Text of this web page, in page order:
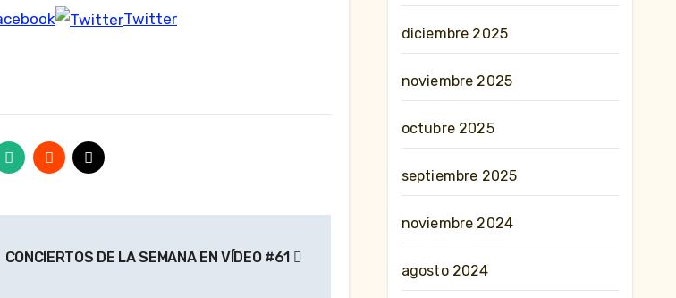
Twitter
CONCIERTOS DE LA SEMANA EN VÍDEO #61
diciembre 2025
noviembre 2025
octubre 2025
septiembre 2025
noviembre 2024
agosto 2024